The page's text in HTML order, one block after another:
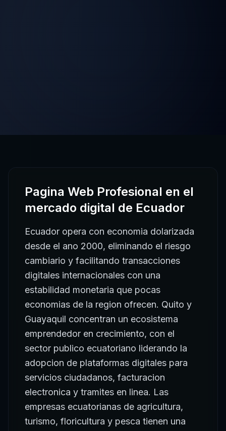
Pagina Web Profesional en el
mercado digital de Ecuador
Ecuador opera con economia dolarizada
desde el ano 2000, eliminando el riesgo
cambiario y facilitando transacciones
digitales internacionales con una
estabilidad monetaria que pocas
economias de la region ofrecen. Quito y
Guayaquil concentran un ecosistema
emprendedor en crecimiento, con el
sector publico ecuatoriano liderando la
adopcion de plataformas digitales para
servicios ciudadanos, facturacion
electronica y tramites en linea. Las
empresas ecuatorianas de agricultura,
turismo, floricultura y pesca tienen una